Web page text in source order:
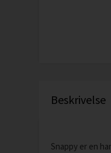
Beskrivelse
Snappy er en